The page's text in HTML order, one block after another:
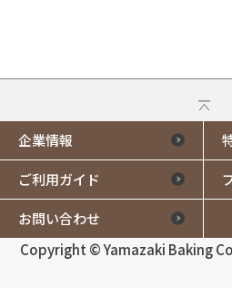
企業情報
ご利用ガイド
お問い合わせ
Copyright © Yamazaki Baking